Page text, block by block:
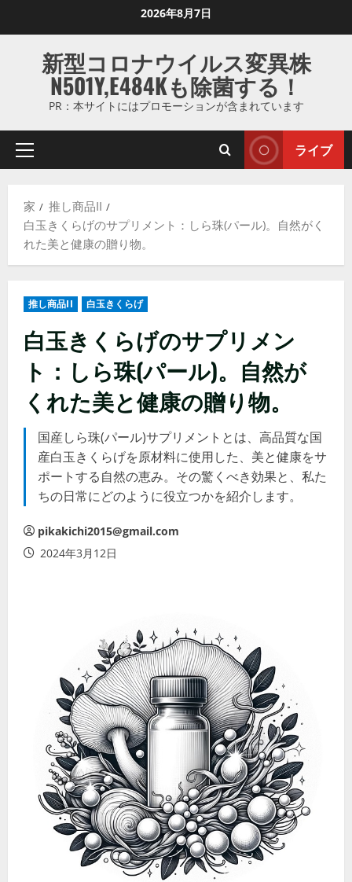
ス
ッ
2026年8月7日
新型コロナウイルス変異株
N501Y,E484Kも除菌する！
PR：本サイトにはプロモーションが含まれています
プ
マ
リ
メ
ー
ライブ
家
推し商品II
白玉きくらげのサプリメント：しら珠(パール)。自然がく
れた美と健康の贈り物。
推し商品II 白玉きくらげ
白玉きくらげのサプリメン
ト：しら珠(パール)。自然が
くれた美と健康の贈り物。
国産しら珠(パール)サプリメントとは、高品質な国
産白玉きくらげを原材料に使用した、美と健康をサ
ポートする自然の恵み。その驚くべき効果と、私た
ちの日常にどのように役立つかを紹介します。
pikakichi2015@gmail.com
2024年3月12日